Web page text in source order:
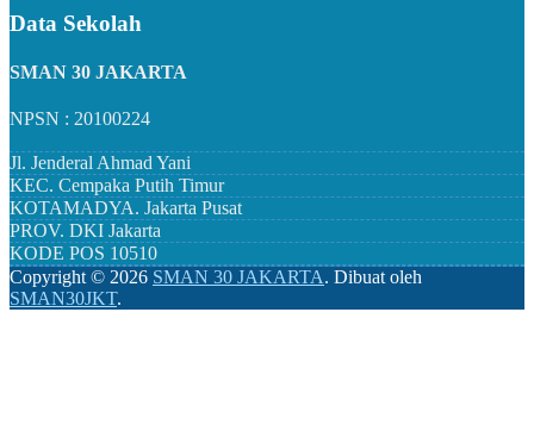
Data Sekolah
SMAN 30 JAKARTA
NPSN : 20100224
Jl. Jenderal Ahmad Yani
KEC. Cempaka Putih Timur
KOTAMADYA. Jakarta Pusat
PROV. DKI Jakarta
KODE POS 10510
Copyright © 2026 SMAN 30 JAKARTA. Dibuat oleh
SMAN30JKT.